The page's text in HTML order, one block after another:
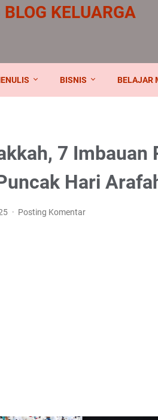
KELUARGA
BISNIS BELAJAR
7 Imbauan
Hari
Posting Komentar